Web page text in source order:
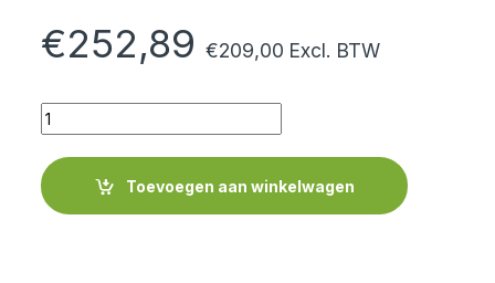
€252,89 €209,00 Excl. BTW
Quantity
Toevoegen aan winkelwagen